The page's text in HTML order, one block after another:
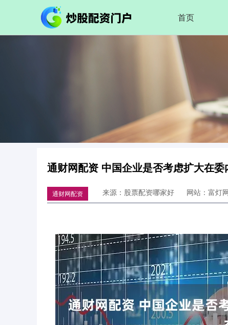
首页
通财网配资 中国企业是否考虑扩大在
通财网配资 来源：股票配资哪家好 网站：富灯